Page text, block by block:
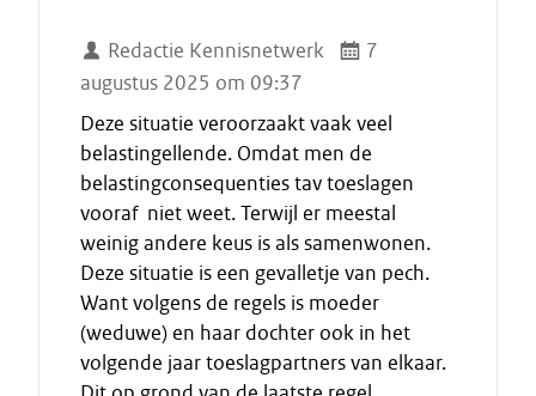
t
t
Redactie Kennisnetwerk
7
augustus 2025 om 09:37
Deze situatie veroorzaakt vaak veel
belastingellende. Omdat men de
belastingconsequenties tav toeslagen
vooraf niet weet. Terwijl er meestal
weinig andere keus is als samenwonen.
Deze situatie is een gevalletje van pech.
Want volgens de regels is moeder
(weduwe) en haar dochter ook in het
volgende jaar toeslagpartners van elkaar.